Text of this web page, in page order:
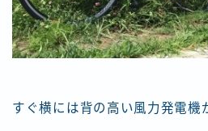
すぐ横には背の高い風力発電機